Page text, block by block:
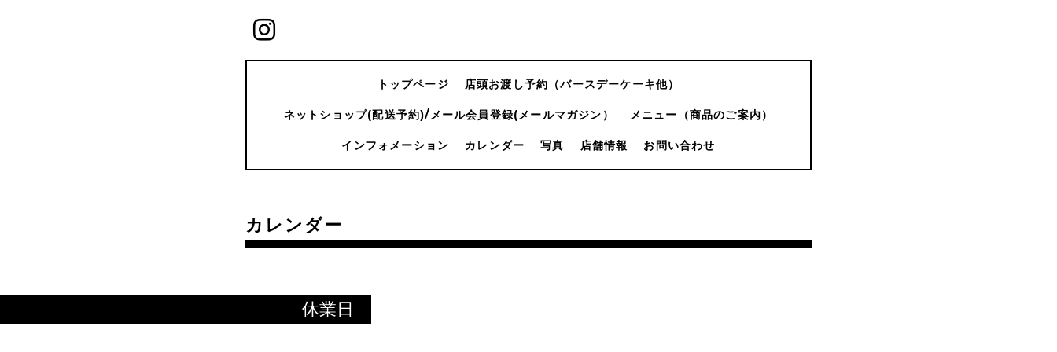
トップページ 店頭お渡し予約（バースデーケーキ他）
ネットショップ(配送予約)/メール会員登録(メールマガジン） メニュー（商品のご案内）
インフォメーション カレンダー 写真 店舗情報 お問い合わせ
カレンダー
休業日